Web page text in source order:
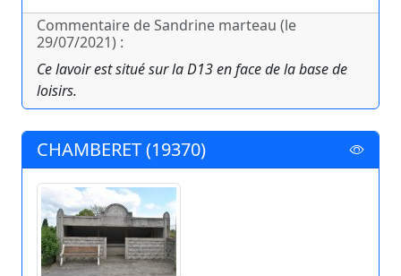
Commentaire de Sandrine marteau (le
29/07/2021) :
Ce lavoir est situé sur la D13 en face de la base de
loisirs.
CHAMBERET (19370)